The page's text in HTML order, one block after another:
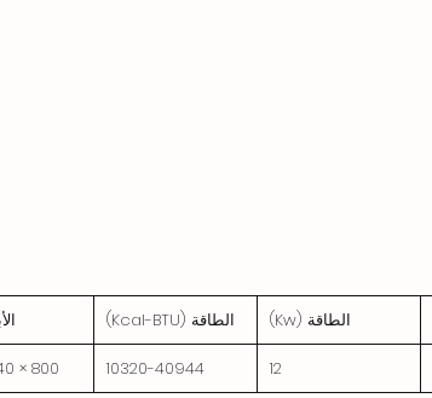
الطاقة (Kw) الطاقة (Kcal-BTU)
12
10320-40944
800 × 740 × 850